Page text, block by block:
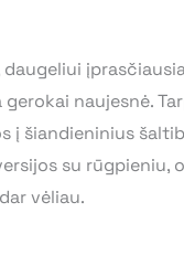
naujesnė.
į šiandieninius
su rūgpieniu,
vėliau.